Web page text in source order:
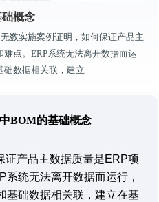
概念
数实施案例证明，如何保证产品主
点。ERP系统无法离开数据而运
础数据相关联，建立
BOM的基础概念
产品主数据质量是ERP项
系统无法离开数据而运行，
基础数据相关联，建立在基